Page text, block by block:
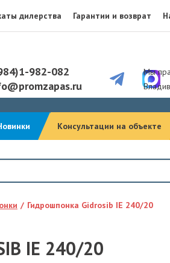
дилерства Гарантии и возврат
982-082
Мы
Консультации на объекте
Гидрошпонка Gidrosib IE 240/20
IE 240/20